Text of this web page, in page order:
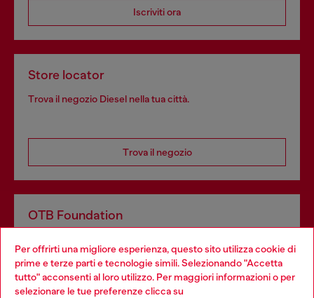
Per offrirti una migliore esperienza, questo sito utilizza cookie di
prime e terze parti e tecnologie simili. Selezionando "Accetta
tutto" acconsenti al loro utilizzo. Per maggiori informazioni o per
selezionare le tue preferenze clicca su
Iscriviti ora
Store locator
Trova il negozio Diesel nella tua città.
Trova il negozio
OTB Foundation
profit del gruppo OTB che sostiene progetti concreti per
giovani, donne, inclusione ed emergenze in tutto il mondo.
Choose your location